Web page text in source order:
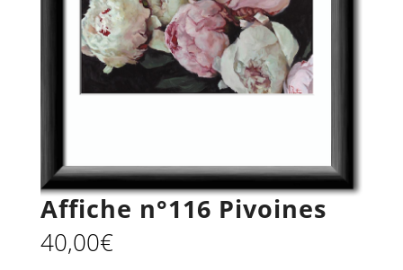
Affiche n°116 Pivoines
40,00€